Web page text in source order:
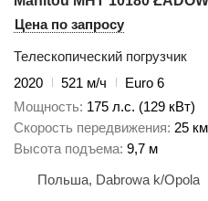
Цена по запросу
Телескопический погрузчик
2020
521 м/ч
Euro 6
Мощность 175 л.с. (129 кВт)
Скорость передвижения 25
Высота подъема 9,7 м
Польша, Dabrowa k/Opola